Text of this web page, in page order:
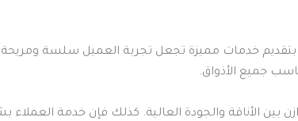
خدمات مميزة تجعل تجربة العميل سلسة
جميع الأذواق.
بين الأناقة والجودة العالية. كذلك فإن خدمة